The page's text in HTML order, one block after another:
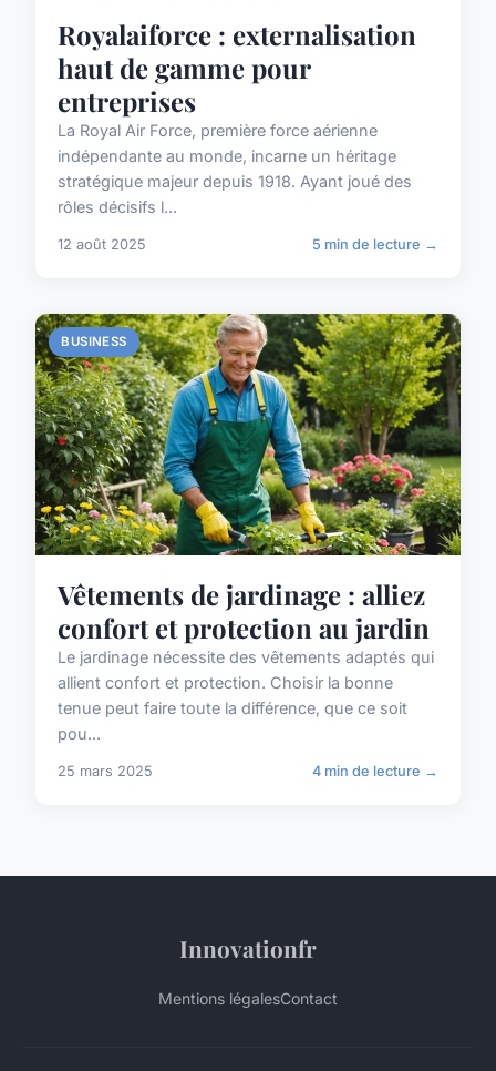
Royalaiforce : externalisation
haut de gamme pour
entreprises
La Royal Air Force, première force aérienne
indépendante au monde, incarne un héritage
stratégique majeur depuis 1918. Ayant joué des
rôles décisifs l...
12 août 2025 5 min de lecture →
BUSINESS
Vêtements de jardinage : alliez
confort et protection au jardin
Le jardinage nécessite des vêtements adaptés qui
allient confort et protection. Choisir la bonne
tenue peut faire toute la différence, que ce soit
pou...
25 mars 2025 4 min de lecture →
Innovationfr
Mentions légalesContact